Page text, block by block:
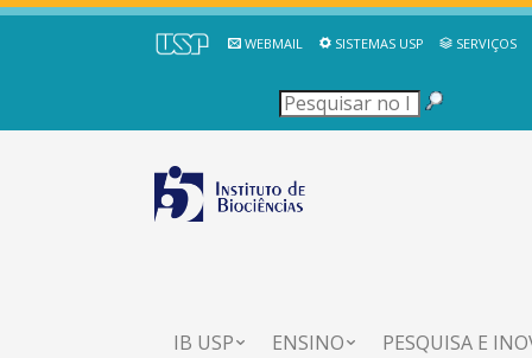
WEBMAIL SISTEMAS USP SERVIÇOS
IB USP ENSINO PESQUISA E